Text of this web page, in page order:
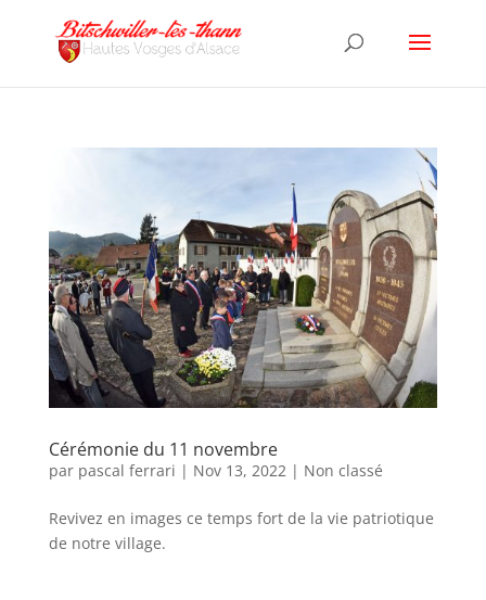
Cérémonie du 11 novembre
par pascal ferrari | Nov 13, 2022 | Non classé
Revivez en images ce temps fort de la vie patriotique
de notre village.